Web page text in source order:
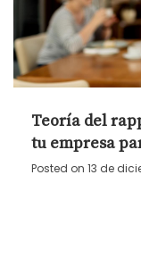
Teoría del
tu empresa
Posted on 13 de